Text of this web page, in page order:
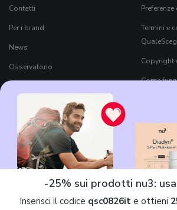
-25% sui prodotti nu3:
Inserisci il codice qsc0826ite ottieni
Contatti
Per i brand
News
Osservatorio
Black Friday 2026
Termini e
Copyright
Come
7Pixel S.r.l.è parte diMavriq, il nome commerciale